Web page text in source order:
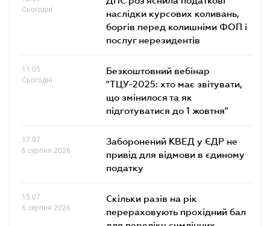
Сьогодні
наслідки курсових коливань,
боргів перед колишніми ФОП і
послуг нерезидентів
11.05
Сьогодні
Безкоштовний вебінар
"ТЦУ-2025: хто має звітувати,
що змінилося та як
підготуватися до 1 жовтня"
17.07
6 серпня 2026
Заборонений КВЕД у ЄДР не
привід для відмови в єдиному
податку
15.07
6 серпня 2026
Скільки разів на рік
перераховують прохідний бал